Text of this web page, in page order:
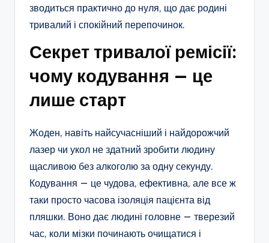
зводиться практично до нуля, що дає родині
тривалий і спокійний перепочинок.
Секрет тривалої ремісії:
чому кодування — це
лише старт
Жоден, навіть найсучасніший і найдорожчий
лазер чи укол не здатний зробити людину
щасливою без алкоголю за одну секунду.
Кодування — це чудова, ефективна, але все ж
таки просто часова ізоляція пацієнта від
пляшки. Воно дає людині головне — тверезий
час, коли мізки починають очищатися і